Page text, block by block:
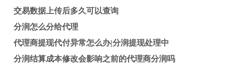
交易数据上传后多久可以查询
分润怎么分给代理
代理商提现代付异常怎么办|分润提现处理中
分润结算成本修改会影响之前的代理商分润吗